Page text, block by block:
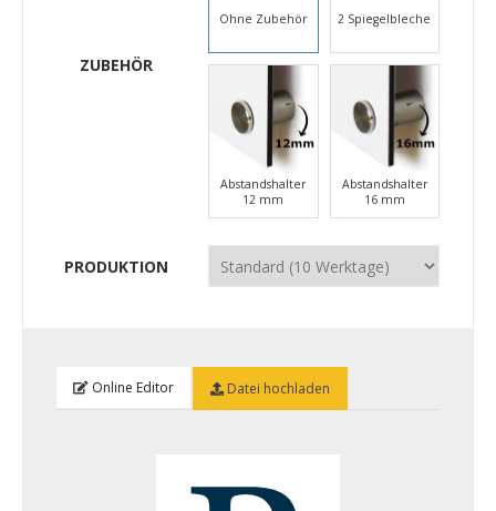
ZUBEHÖR
Ohne Zubehör 2 Spiegelbleche
Abstandshalter
12 mm
Abstandshalter
16 mm
PRODUKTION
Online Editor Datei hochladen